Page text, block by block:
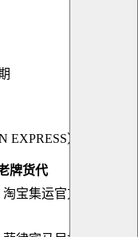
）
牌货代
宝集运官方认证服务